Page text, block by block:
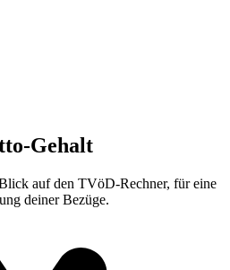
Gehalt
auf den TVöD-Rechner, für eine
deiner Bezüge.